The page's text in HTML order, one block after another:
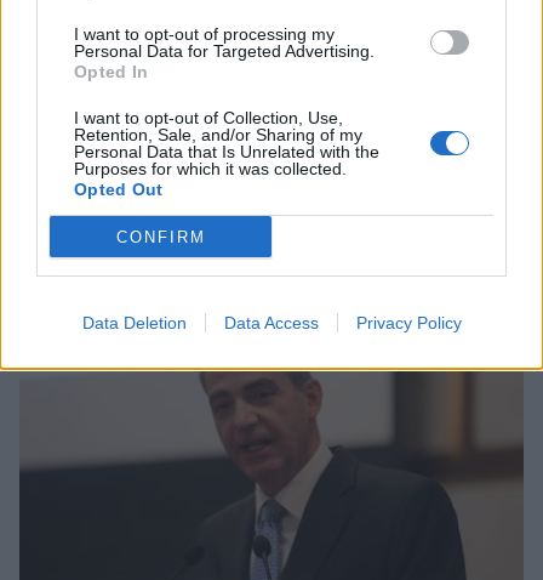
I want to opt-out of processing my
Personal Data for Targeted Advertising.
Opted In
I want to opt-out of Collection, Use,
Retention, Sale, and/or Sharing of my
Personal Data that Is Unrelated with the
Purposes for which it was collected.
Opted Out
CONFIRM
Data Deletion Data Access Privacy Policy
Πελοπόννησος
Άγγελος Συρίγος – Ομιλία για το Δίκαιο
της Θάλασσας και τις ελληνοτουρκικές
σχέσεις, στο Γύθειο!
31 Ιανουαρίου 2023 13:05